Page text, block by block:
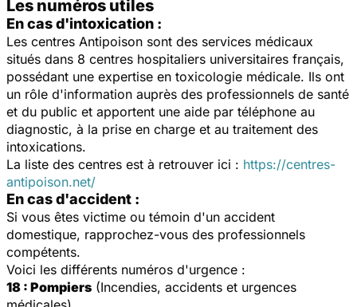
Les numéros utiles
En cas d'intoxication :
Les centres Antipoison sont des services médicaux
situés dans 8 centres hospitaliers universitaires français,
possédant une expertise en toxicologie médicale. Ils ont
un rôle d'information auprès des professionnels de santé
et du public et apportent une aide par téléphone au
diagnostic, à la prise en charge et au traitement des
intoxications.
La liste des centres est à retrouver ici : https://centres-
antipoison.net/
En cas d'accident :
Si vous êtes victime ou témoin d'un accident
domestique, rapprochez-vous des professionnels
compétents.
Voici les différents numéros d'urgence :
18 : Pompiers (Incendies, accidents et urgences